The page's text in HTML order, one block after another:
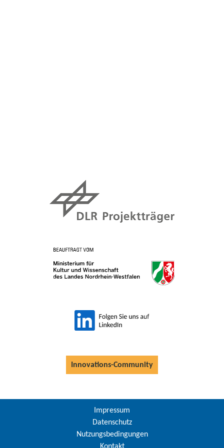
Innovations-Community
Impressum
Datenschutz
Nutzungsbedingungen
Kontakt